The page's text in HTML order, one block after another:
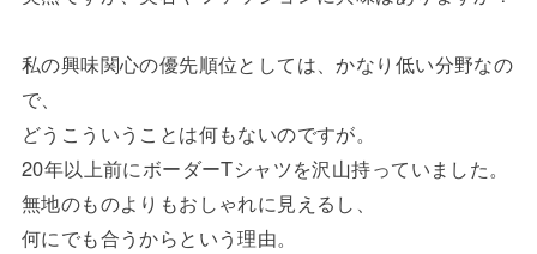
私の興味関心の優先順位としては、かなり低い分野なの
で、
どうこういうことは何もないのですが。
20年以上前にボーダーTシャツを沢山持っていました。
無地のものよりもおしゃれに見えるし、
何にでも合うからという理由。